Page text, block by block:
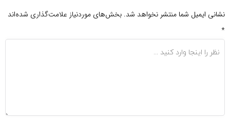
نشانی ایمیل شما منتشر نخواهد شد. بخش‌های موردنیاز علامت‌گذاری شده‌اند
*